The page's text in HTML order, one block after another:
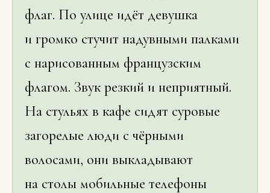
флаг. По улице идёт девушка
и громко стучит надувными палками
с нарисованным французским
флагом. Звук резкий и неприятный.
На стульях в кафе сидят суровые
загорелые люди с чёрными
волосами, они выкладывают
на столы мобильные телефоны